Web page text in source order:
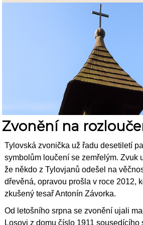
Zvonění na
Tylovská zvonička už řadu desetiletí
symbolům loučení se zemřelým. Zvuk
že někdo z Tylovjanů odešel na
dřevěná, opravou prošla v roce 2012,
zkušený tesař Antonín Závorka.
Od letošního srpna se zvonění ujali
Losovi z domu číslo 1911 sousedícího